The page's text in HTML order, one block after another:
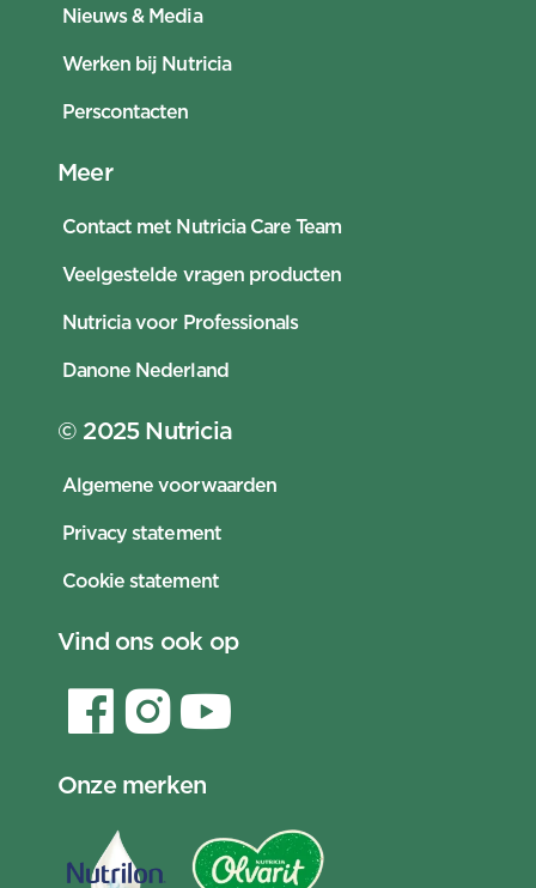
Nieuws & Media
Werken bij Nutricia
Perscontacten
Meer
Contact met Nutricia Care Team
Veelgestelde vragen producten
Nutricia voor Professionals
Danone Nederland
© 2025 Nutricia
Algemene voorwaarden
Privacy statement
Cookie statement
Vind ons ook op
Onze merken